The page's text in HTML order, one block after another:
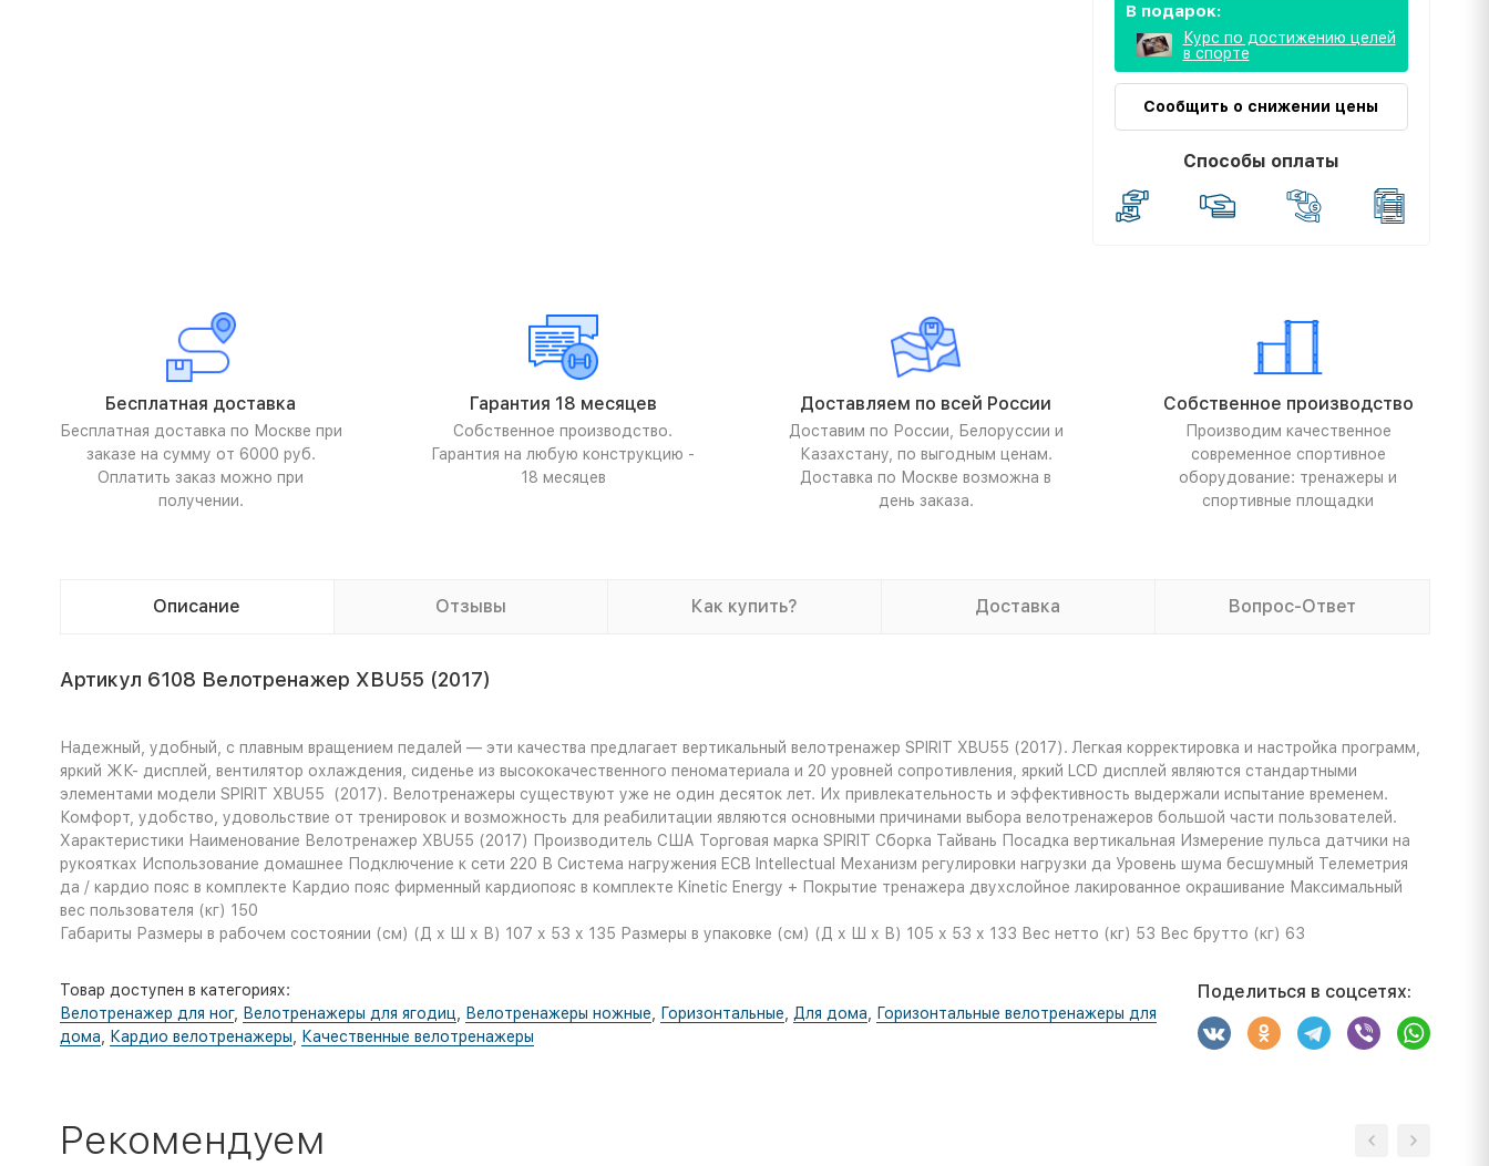
В подарок:
Курс по достижению целей
в спорте
Сообщить о снижении цены
Способы оплаты
Бесплатная доставка
Бесплатная доставка по Москве при
заказе на сумму от 6000 руб.
Оплатить заказ можно при
получении.
Гарантия 18 месяцев
Собственное производство.
Гарантия на любую конструкцию -
18 месяцев
Доставляем по всей России
Доставим по России, Белоруссии и
Казахстану, по выгодным ценам.
Доставка по Москве возможна в
день заказа.
Собственное производство
Производим качественное
современное спортивное
оборудование: тренажеры и
спортивные площадки
Описание Отзывы Как купить? Доставка Вопрос-Ответ
Артикул 6108 Велотренажер XBU55 (2017)
Надежный, удобный, с плавным вращением педалей — эти качества предлагает вертикальный велотренажер SPIRIT XBU55 (2017). Легкая корректировка и настройка программ,
яркий ЖК- дисплей, вентилятор охлаждения, сиденье из высококачественного пеноматериала и 20 уровней сопротивления, яркий LCD дисплей являются стандартными
элементами модели SPIRIT XBU55 (2017). Велотренажеры существуют уже не один десяток лет. Их привлекательность и эффективность выдержали испытание временем.
Комфорт, удобство, удовольствие от тренировок и возможность для реабилитации являются основными причинами выбора велотренажеров большой части пользователей.
Характеристики Наименование Велотренажер XBU55 (2017) Производитель США Торговая марка SPIRIT Сборка Тайвань Посадка вертикальная Измерение пульса датчики на
рукоятках Использование домашнее Подключение к сети 220 В Система нагружения ECB Intellectual Механизм регулировки нагрузки да Уровень шума бесшумный Телеметрия
да / кардио пояс в комплекте Кардио пояс фирменный кардиопояс в комплекте Kinetic Energy + Покрытие тренажера двухслойное лакированное окрашивание Максимальный
вес пользователя (кг) 150
Габариты Размеры в рабочем состоянии (см) (Д х Ш х В) 107 х 53 х 135 Размеры в упаковке (см) (Д х Ш х В) 105 х 53 х 133 Вес нетто (кг) 53 Вес брутто (кг) 63
Товар доступен в категориях:
Велотренажер для ног, Велотренажеры для ягодиц, Велотренажеры ножные, Горизонтальные, Для дома, Горизонтальные велотренажеры для
дома, Кардио велотренажеры, Качественные велотренажеры
Поделиться в соцсетях:
Рекомендуем